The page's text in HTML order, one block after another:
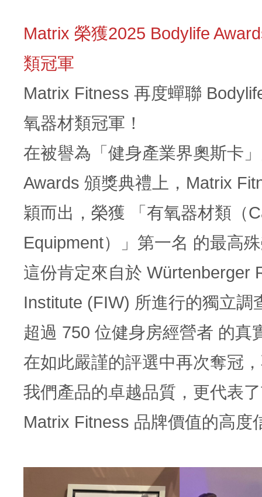
Matrix 榮獲2025 Bodylife
類冠軍
Matrix Fitness 再度蟬聯
氧器材類冠軍！
在被譽為「健身產業界奧斯卡
Awards 頒獎典禮上，Matrix
穎而出，榮獲 「有氧器材類（
Equipment）」第一名 的最高
這份肯定來自於 Würtenberger
Institute (FIW) 所進行的獨立調
超過 750 位健身房經營者 的真
在如此嚴謹的評選中再次奪冠
我們產品的卓越品質，更代表
Matrix Fitness 品牌價值的高度